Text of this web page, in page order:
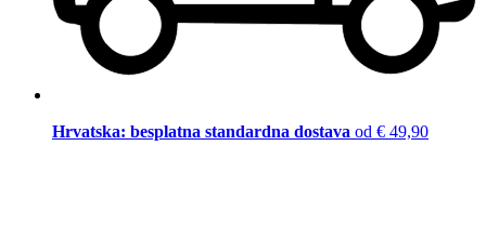
Hrvatska: besplatna standardna dostava od € 49,90